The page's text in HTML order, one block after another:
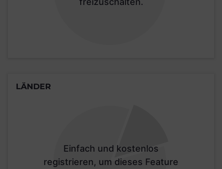
LÄNDER
Einfach und kostenlos
registrieren, um dieses Feature